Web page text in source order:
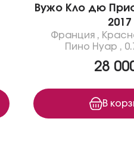
Вужо Кло дю
2017
Франция ,
Пино Нуар ,
28
В